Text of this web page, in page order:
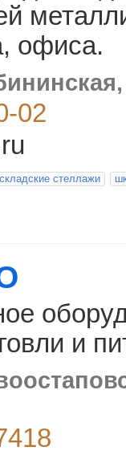
офиса.
02
складские стеллажи
и